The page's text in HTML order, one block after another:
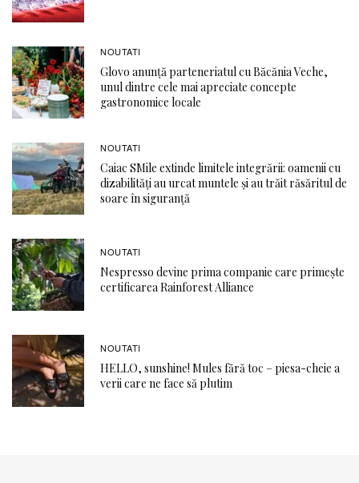
NOUTATI
Glovo anunță parteneriatul cu Băcănia Veche,
unul dintre cele mai apreciate concepte
gastronomice locale
NOUTATI
Caiac SMile extinde limitele integrării: oamenii cu
dizabilități au urcat muntele și au trăit răsăritul de
soare în siguranță
NOUTATI
Nespresso devine prima companie care primește
certificarea Rainforest Alliance
NOUTATI
HELLO, sunshine! Mules fără toc – piesa-cheie a
verii care ne face să plutim